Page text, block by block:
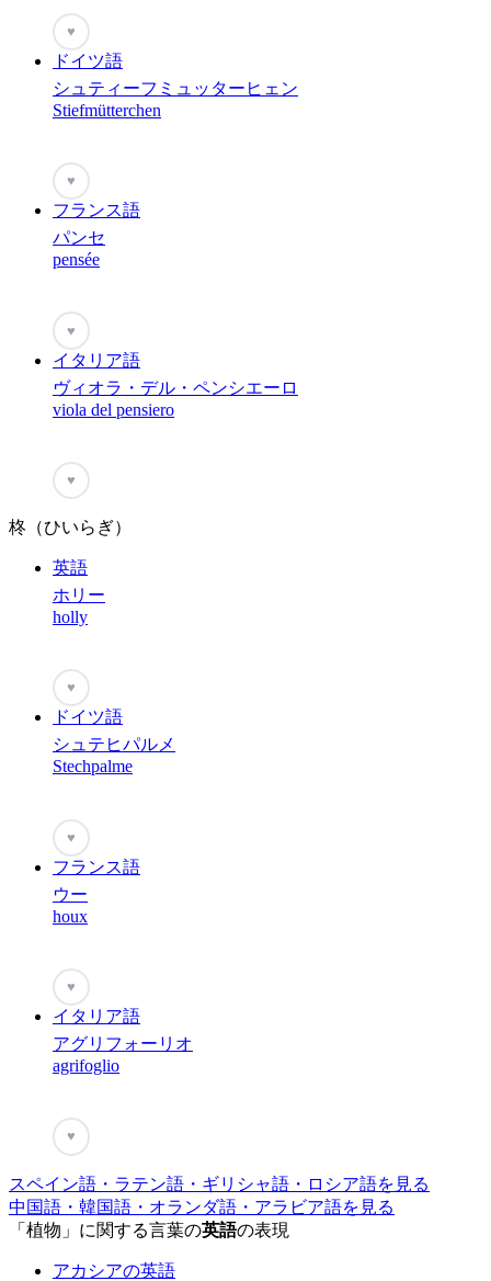
♥
ドイツ語
シュティーフミュッターヒェン
Stiefmütterchen
♥
フランス語
パンセ
pensée
♥
イタリア語
ヴィオラ・デル・ペンシエーロ
viola del pensiero
♥
柊（ひいらぎ）
英語
ホリー
holly
♥
ドイツ語
シュテヒパルメ
Stechpalme
♥
フランス語
ウー
houx
♥
イタリア語
アグリフォーリオ
agrifoglio
♥
スペイン語・ラテン語・ギリシャ語・ロシア語を見る
中国語・韓国語・オランダ語・アラビア語を見る
「植物」に関する言葉の英語の表現
アカシアの英語